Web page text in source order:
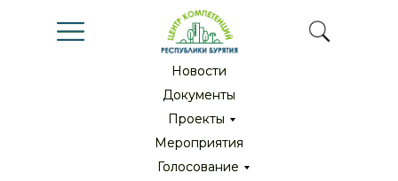
Новости
Новости
Документы
Документы
Мероприятия
Мероприятия
Проекты
Проекты
Голосование
Голосование